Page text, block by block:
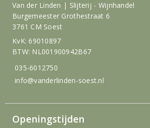
Van der Linden | Slijterij - Wijnhandel
Burgemeester Grothestraat 6
3761 CM Soest
KvK: 69010897
BTW: NL001900942B67
035-6012750
info@vanderlinden-soest.nl
Openingstijden